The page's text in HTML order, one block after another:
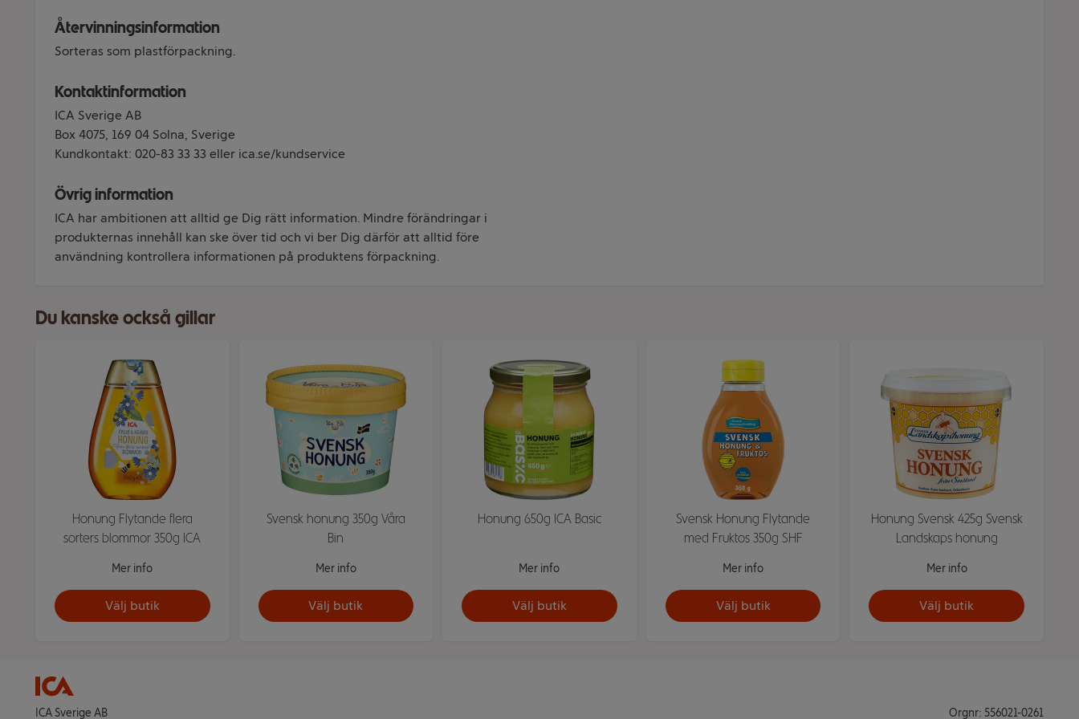
Återvinningsinformation
Sorteras som plastförpackning.
Kontaktinformation
ICA Sverige AB
Box 4075, 169 04 Solna, Sverige
Kundkontakt: 020-83 33 33 eller ica.se/kundservice
Övrig information
ICA har ambitionen att alltid ge Dig rätt information. Mindre förändringar i
produkternas innehåll kan ske över tid och vi ber Dig därför att alltid före
användning kontrollera informationen på produktens förpackning.
Du kanske också gillar
Honung Flytande flera
sorters blommor 350g ICA
Mer info
Välj butik
Svensk honung 350g Våra
Bin
Mer info
Välj butik
Honung 650g ICA Basic
Mer info
Välj butik
Svensk Honung Flytande
med Fruktos 350g SHF
Mer info
Välj butik
Honung Svensk 425g Svensk
Landskaps honung
Mer info
Välj butik
ICA Sverige AB Orgnr: 556021-0261